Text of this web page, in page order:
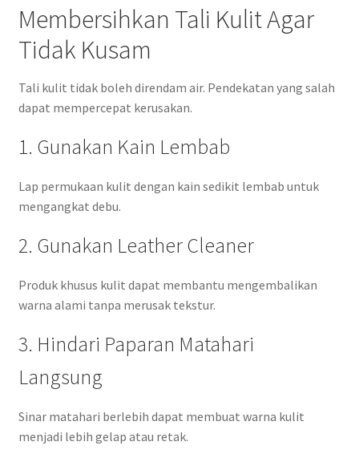
Membersihkan Tali Kulit Agar
Tidak Kusam
Tali kulit tidak boleh direndam air. Pendekatan yang salah
dapat mempercepat kerusakan.
1. Gunakan Kain Lembab
Lap permukaan kulit dengan kain sedikit lembab untuk
mengangkat debu.
2. Gunakan Leather Cleaner
Produk khusus kulit dapat membantu mengembalikan
warna alami tanpa merusak tekstur.
3. Hindari Paparan Matahari
Langsung
Sinar matahari berlebih dapat membuat warna kulit
menjadi lebih gelap atau retak.